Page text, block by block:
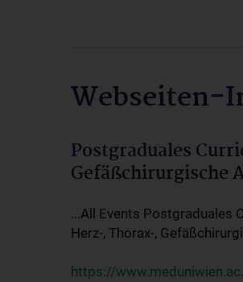
Webseiten-
Postgraduales
Gefäßchirurgische
...All Events Postgraduales
Herz-, Thorax-,
https://